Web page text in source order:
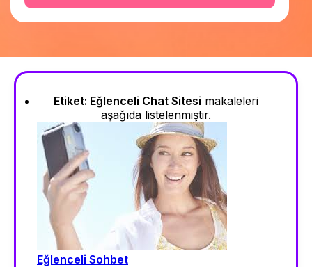
Etiket: Eğlenceli Chat Sitesi makaleleri
aşağıda listelenmiştir.
Eğlenceli Sohbet